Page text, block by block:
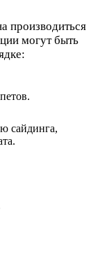
производиться
могут быть
сайдинга,